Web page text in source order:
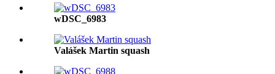
wDSC_6983
Valášek Martin squash